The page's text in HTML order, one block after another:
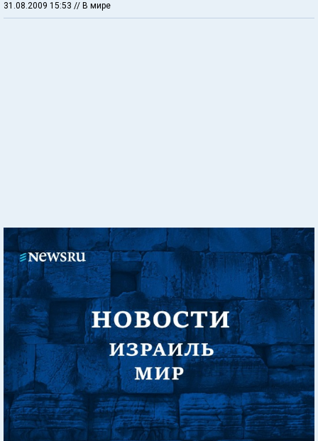
31.08.2009 15:53 // В мире